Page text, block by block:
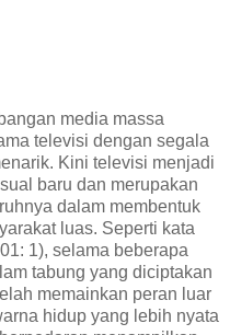
media massa
televisi dengan segala
Kini televisi menjadi
baru dan merupakan
dalam membentuk
luas. Seperti kata
1), selama beberapa
tabung yang diciptakan
memainkan peran luar
hidup yang lebih nyata